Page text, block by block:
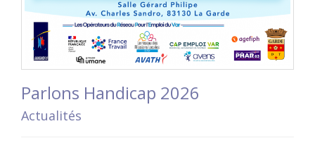
Parlons Handicap 2026
Actualités